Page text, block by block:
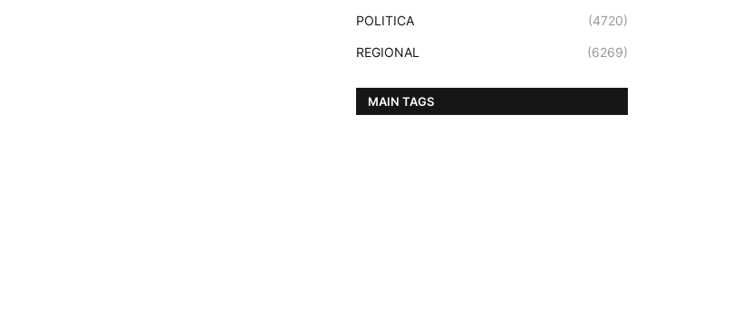
POLITICA (4720)
REGIONAL (6269)
MAIN TAGS